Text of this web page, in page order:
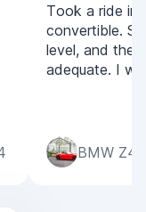
Took a ride in
convertible.
level, and the
adequate. I
BMW Z4